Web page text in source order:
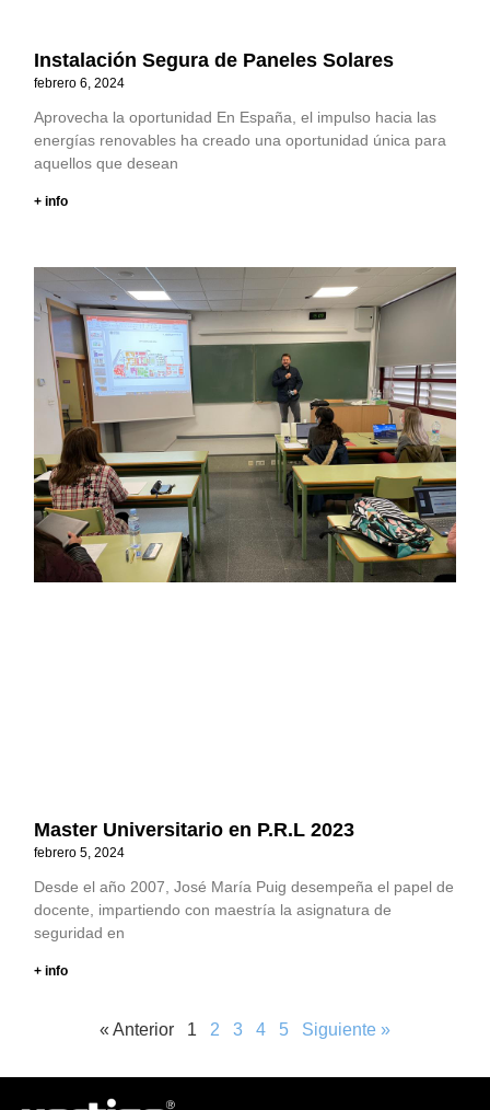
Instalación Segura de Paneles Solares
febrero 6, 2024
Aprovecha la oportunidad En España, el impulso hacia las
energías renovables ha creado una oportunidad única para
aquellos que desean
+ info
Master Universitario en P.R.L 2023
febrero 5, 2024
Desde el año 2007, José María Puig desempeña el papel de
docente, impartiendo con maestría la asignatura de
seguridad en
+ info
« Anterior 1 2 3 4 5 Siguiente »